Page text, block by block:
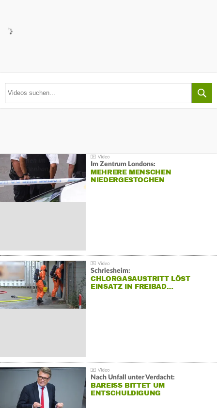
Im Zentrum Londons:
MEHRERE MENSCHEN
NIEDERGESTOCHEN
Schriesheim:
CHLORGASAUSTRITT LÖST
EINSATZ IN FREIBAD…
Nach Unfall unter Verdacht:
BAREISS BITTET UM E
NTSCHULDIGUNG